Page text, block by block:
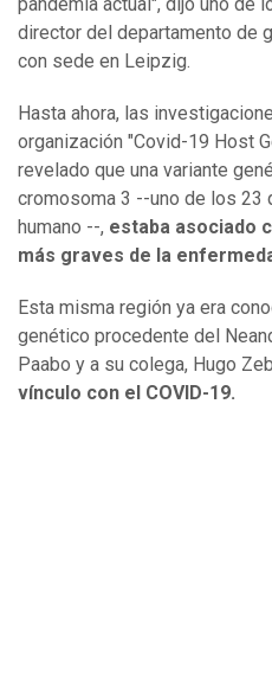
pandemia actual", dijo uno de
director del departamento de
con sede en Leipzig.
Hasta ahora, las
organización "Covid-19 Host
revelado que una variante
cromosoma 3 --uno de los 23
humano --, estaba asociado
más graves de la
Esta misma región ya era
genético procedente del
Paabo y a su colega, Hugo
vínculo con el COVID-19.